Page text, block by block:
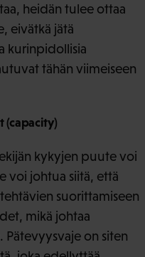
heidän tulee ottaa
eivätkä jätä
kurinpidollisia
tähän viimeiseen
(capacity)
kykyjen puute voi
voi johtua siitä, että
suorittamiseen
mikä johtaa
on siten